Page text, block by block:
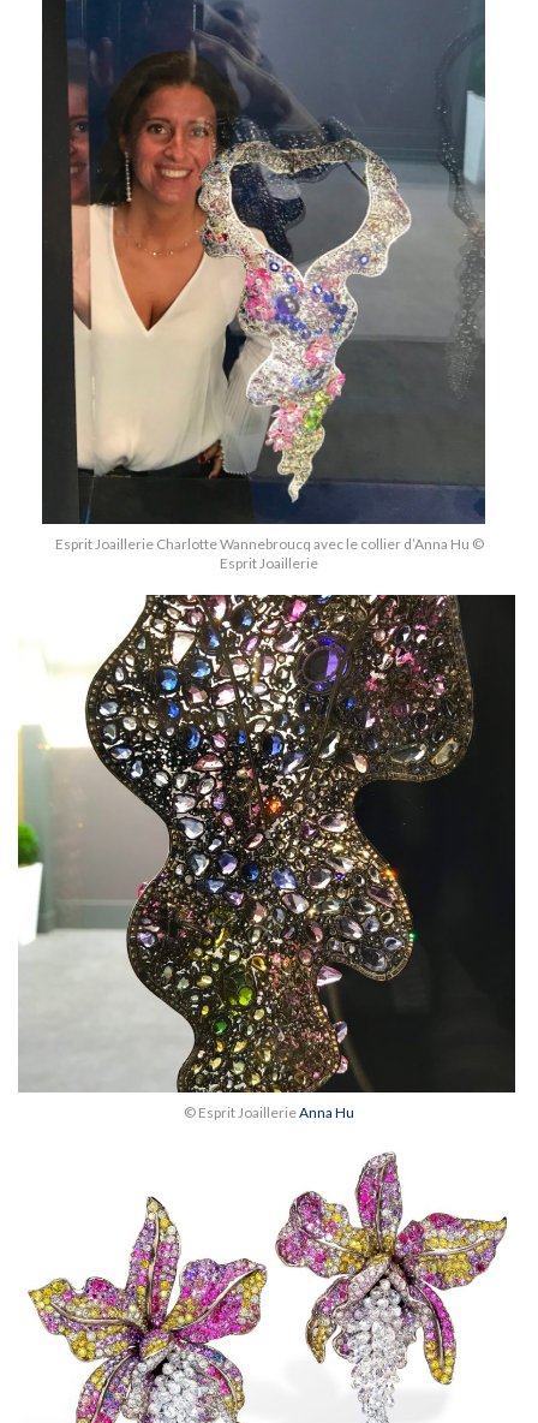
Esprit Joaillerie Charlotte Wannebroucq avec le collier d’Anna Hu ©
Esprit Joaillerie
© Esprit JoaillerieAnna Hu